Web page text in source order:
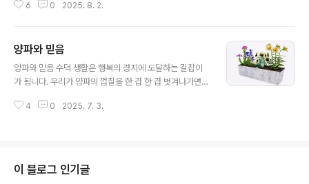
버린 예도 있습니다. 특히 이번 재난으로 산속의 수도원들
불길이 수도원 근처에 오면 꺼져 버려서 수도원 내부는 물
론이고 바깥 외벽까지도 그을림조차 당하지 않은 수도원이
많았습니다.그리고 귀중품만 가지고 조속히 대피하라는 소
지고 나오면 불길이 반대 방향으로 향하고 꺼져버리곤 했
6 0 2025. 8. 2.
양파와 믿음
양파와 믿음 수덕 생활은 행복의 경지에 도달하는 길잡이
가 됩니다. 우리가 양파의 껍질을 한 겹 한 겹 벗겨나가면
밖으로 자라나는 것을 볼 수 있습니다. 당신의 가장 내밀한
때 당신은 진정한 자신의 얼굴뿐만 아니라 예루살렘의 성
헤지키오스가 말하는 생각에 잠긴 우울한 에티오피아인들
4 0 2025. 7. 3.
이 블로그 인기글